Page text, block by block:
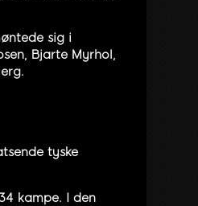
sig i
Bjarte Myrhol,
tyske
kampe. I den